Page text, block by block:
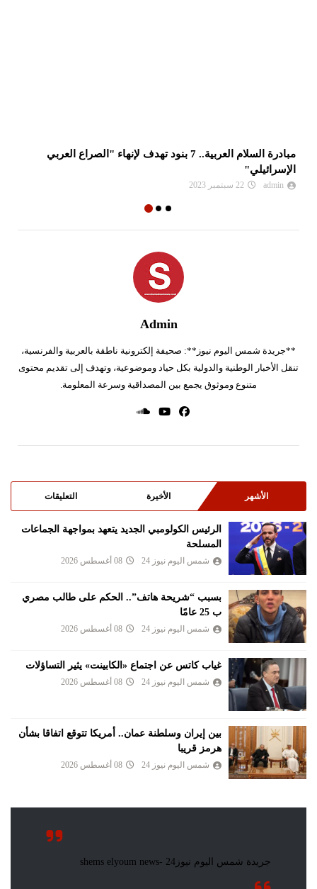
مبادرة السلام العربية.. 7 بنود تهدف لإنهاء "الصراع العربي
الإسرائيلي"
admin 22 سبتمبر 2023
Admin
**جريدة شمس اليوم نيوز**: صحيفة إلكترونية ناطقة بالعربية والفرنسية،
تنقل الأخبار الوطنية والدولية بكل حياد وموضوعية، وتهدف إلى تقديم محتوى
متنوع وموثوق يجمع بين المصداقية وسرعة المعلومة.
الأشهر الأخيرة التعليقات
الرئيس الكولومبي الجديد يتعهد بمواجهة الجماعات
المسلحة
شمس اليوم نيوز 24 08 أغسطس 2026
بسبب “شريحة هاتف”.. الحكم على طالب مصري
ب 25 عامًا
شمس اليوم نيوز 24 08 أغسطس 2026
غياب كاتس عن اجتماع «الكابينت» يثير التساؤلات
شمس اليوم نيوز 24 08 أغسطس 2026
بين إيران وسلطنة عمان.. أمريكا تتوقع اتفاقا بشأن
هرمز قريبا
شمس اليوم نيوز 24 08 أغسطس 2026